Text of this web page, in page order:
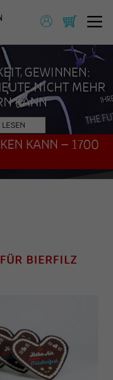
GEWINNEN:
NICHT MEHR
KANN
KANN – 1700
BIERFILZ